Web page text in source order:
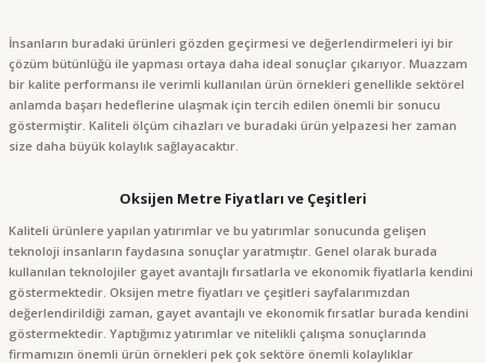
İnsanların buradaki ürünleri gözden geçirmesi ve değerlendirmeleri iyi bir
çözüm bütünlüğü ile yapması ortaya daha ideal sonuçlar çıkarıyor. Muazzam
bir kalite performansı ile verimli kullanılan ürün örnekleri genellikle sektörel
anlamda başarı hedeflerine ulaşmak için tercih edilen önemli bir sonucu
göstermiştir. Kaliteli ölçüm cihazları ve buradaki ürün yelpazesi her zaman
size daha büyük kolaylık sağlayacaktır.
Oksijen Metre Fiyatları ve Çeşitleri
Kaliteli ürünlere yapılan yatırımlar ve bu yatırımlar sonucunda gelişen
teknoloji insanların faydasına sonuçlar yaratmıştır. Genel olarak burada
kullanılan teknolojiler gayet avantajlı fırsatlarla ve ekonomik fiyatlarla kendini
göstermektedir. Oksijen metre fiyatları ve çeşitleri sayfalarımızdan
değerlendirildiği zaman, gayet avantajlı ve ekonomik fırsatlar burada kendini
göstermektedir. Yaptığımız yatırımlar ve nitelikli çalışma sonuçlarında
firmamızın önemli ürün örnekleri pek çok sektöre önemli kolaylıklar